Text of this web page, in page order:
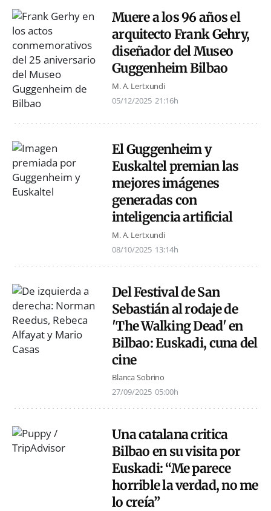
Muere a los 96 años el
arquitecto Frank Gehry,
diseñador del Museo
Guggenheim Bilbao
M. A. Lertxundi
05/12/2025 21:16h
El Guggenheim y
Euskaltel premian las
mejores imágenes
generadas con
inteligencia artificial
M. A. Lertxundi
08/10/2025 13:14h
Del Festival de San
Sebastián al rodaje de
'The Walking Dead' en
Bilbao: Euskadi, cuna del
cine
Blanca Sobrino
27/09/2025 05:00h
Una catalana critica
Bilbao en su visita por
Euskadi: “Me parece
horrible la verdad, no me
lo creía”